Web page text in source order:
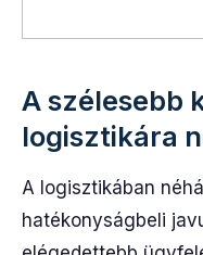
A szélesebb
logisztikára
A logisztikában
hatékonyságbeli